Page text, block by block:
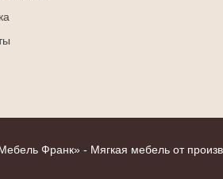
Франк» - Мягкая мебель от